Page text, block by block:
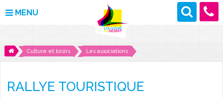
MENU
MAIRIE
DÉCOUVRIR LOUVIGNÉ
Culture et loisirs Les associations
RALLYE TOURISTIQUE